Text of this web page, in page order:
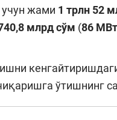
жами 1 трлн 52
млрдсўм (86 МВт
ўтишнинг